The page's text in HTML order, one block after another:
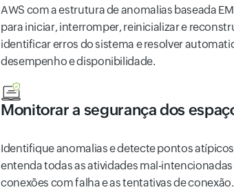
AWS com a estrutura de anomalias baseada
para iniciar, interromper, reinicializar e
identificar erros do sistema e resolver
desempenho e disponibilidade.
Monitorar a segurança dos
Identifique anomalias e detecte pontos
entenda todas as atividades mal-
conexões com falha e as tentativas de